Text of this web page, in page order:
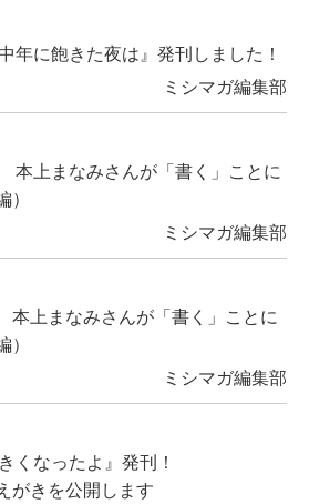
年に飽きた夜は』発刊しました！
ミシマガ編集部
上まなみさんが「書く」ことに
ミシマガ編集部
上まなみさんが「書く」ことに
ミシマガ編集部
くなったよ』発刊！
がきを公開します